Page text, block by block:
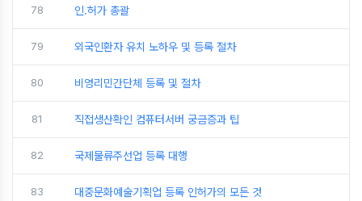
78 인.허가 총괄
79 외국인환자 유치 노하우 및 등록 절차
80 비영리민간단체 등록 및 절차
81 직접생산확인 컴퓨터서버 궁금증과 팁
82 국제물류주선업 등록 대행
83 대중문화예술기획업 등록 인허가의 모든 것